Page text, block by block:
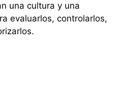
una cultura y una
evaluarlos, controlarlos,